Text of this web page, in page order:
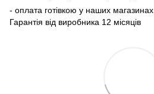
- оплата готівкою у наших магазинах.
Гарантія від виробника 12 місяців